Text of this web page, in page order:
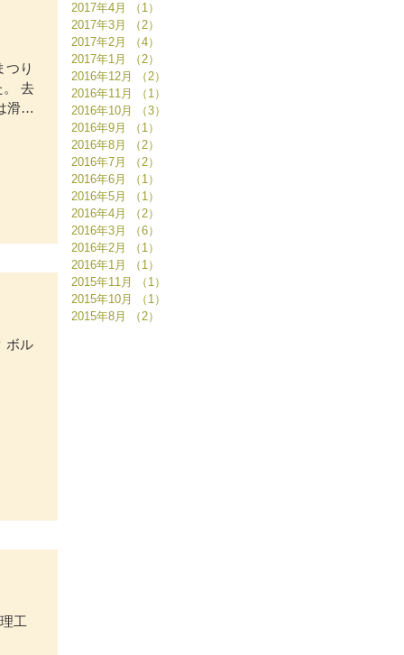
つり
。 去
滑る
ボル
工
2017年4月
（1）
2017年3月
（2）
2017年2月
（4）
2017年1月
（2）
2016年12月
（2）
2016年11月
（1）
2016年10月
（3）
2016年9月
（1）
2016年8月
（2）
2016年7月
（2）
2016年6月
（1）
2016年5月
（1）
2016年4月
（2）
2016年3月
（6）
2016年2月
（1）
2016年1月
（1）
2015年11月
（1）
2015年10月
（1）
2015年8月
（2）